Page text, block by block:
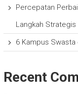
Percepatan
Langkah
6 Kampus
Recent